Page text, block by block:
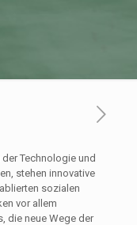
Technologie und
stehen innovative
sozialen
vor allem
die neue Wege der